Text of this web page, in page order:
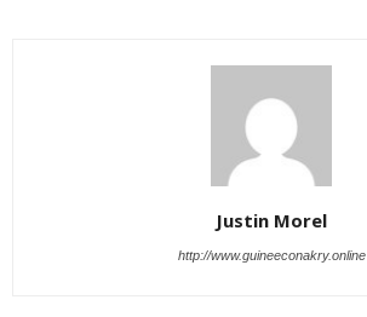
Justin Morel
http://www.guineeconakry.online